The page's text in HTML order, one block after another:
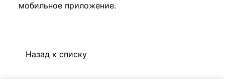
мобильное приложение.
Назад к списку